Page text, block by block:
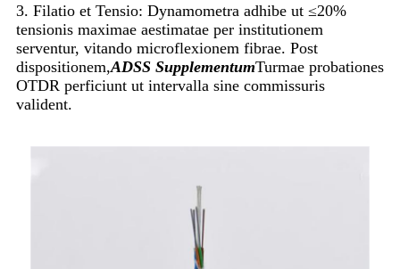
3. Filatio et Tensio: Dynamometra adhibe ut ≤20%
tensionis maximae aestimatae per institutionem
serventur, vitando microflexionem fibrae. Post
dispositionem,ADSS SupplementumTurmae probationes
OTDR perficiunt ut intervalla sine commissuris
valident.